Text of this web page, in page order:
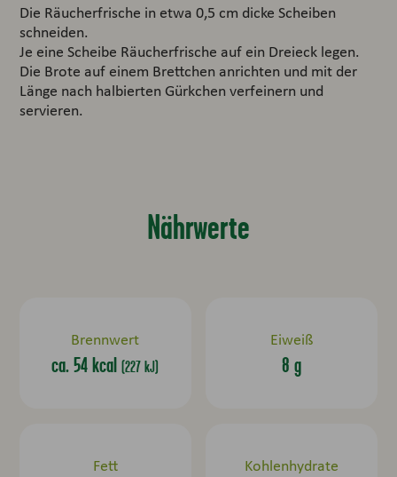
Die Räucherfrische in etwa 0,5 cm dicke Scheiben
schneiden.
Je eine Scheibe Räucherfrische auf ein Dreieck legen.
Die Brote auf einem Brettchen anrichten und mit der
Länge nach halbierten Gürkchen verfeinern und
servieren.
Nährwerte
Brennwert
ca. 54 kcal(227 kJ)
Eiweiß
8 g
Fett Kohlenhydrate